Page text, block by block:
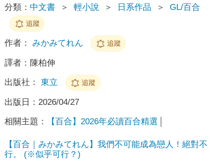
分類： 中文書 ＞ 輕小說 ＞ 日系作品 ＞ GL/百合
追蹤
作者： みかみてれん 追蹤
譯者： 陳柏伸
出版社： 東立 追蹤
出版日： 2026/04/27
相關主題： 【百合】2026年必讀百合精選
【百合｜みかみてれん】我們不可能成為戀人！絕對不
行。 (※似乎可行？)